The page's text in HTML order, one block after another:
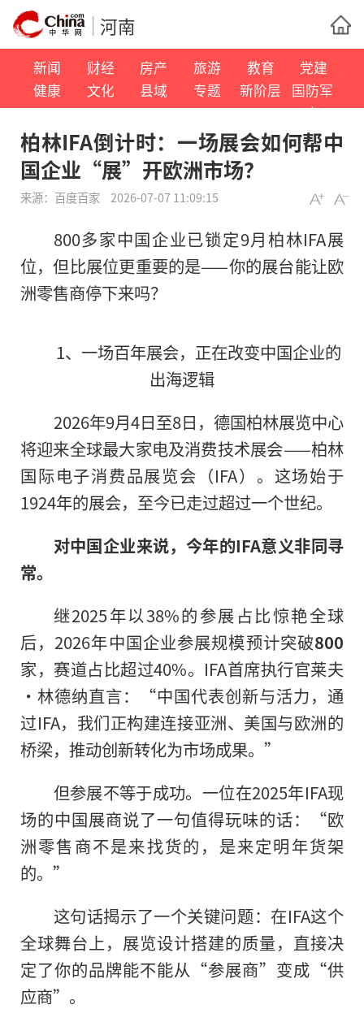
河南
新闻 财经 房产 旅游 教育
党建
健康
文化 县域 专题 新阶层
国防军
事
柏林IFA倒计时：一场展会如何帮中
国企业“展”开欧洲市场？
来源： 百度百家 2026-07-07 11:09:15
800多家中国企业已锁定9月柏林IFA展
位，但比展位更重要的是——你的展台能让欧
洲零售商停下来吗？
1、一场百年展会，正在改变中国企业的
出海逻辑
2026年9月4日至8日，德国柏林展览中心
将迎来全球最大家电及消费技术展会——柏林
国际电子消费品展览会（IFA）。这场始于
1924年的展会，至今已走过超过一个世纪。
对中国企业来说，今年的IFA意义非同寻
常。
继2025年以38%的参展占比惊艳全球
后，2026年中国企业参展规模预计突破800
家，赛道占比超过40%。IFA首席执行官莱夫
·林德纳直言：“中国代表创新与活力，通
过IFA，我们正构建连接亚洲、美国与欧洲的
桥梁，推动创新转化为市场成果。”
但参展不等于成功。一位在2025年IFA现
场的中国展商说了一句值得玩味的话：“欧
洲零售商不是来找货的，是来定明年货架
的。”
这句话揭示了一个关键问题：在IFA这个
全球舞台上，展览设计搭建的质量，直接决
定了你的品牌能不能从“参展商”变成“供
应商”。